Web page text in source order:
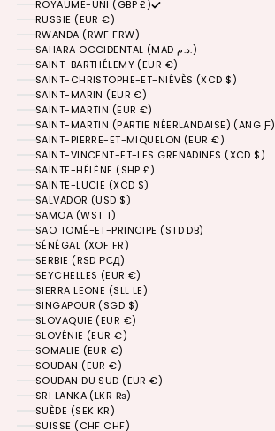
ROYAUME-UNI (GBP £)
RUSSIE (EUR €)
RWANDA (RWF FRW)
SAHARA OCCIDENTAL (MAD د.م.)
SAINT-BARTHÉLEMY (EUR €)
SAINT-CHRISTOPHE-ET-NIÉVÈS (XCD $)
SAINT-MARIN (EUR €)
SAINT-MARTIN (EUR €)
SAINT-MARTIN (PARTIE NÉERLANDAISE) (ANG Ƒ)
SAINT-PIERRE-ET-MIQUELON (EUR €)
SAINT-VINCENT-ET-LES GRENADINES (XCD $)
SAINTE-HÉLÈNE (SHP £)
SAINTE-LUCIE (XCD $)
SALVADOR (USD $)
SAMOA (WST T)
SAO TOMÉ-ET-PRINCIPE (STD DB)
SÉNÉGAL (XOF FR)
SERBIE (RSD РСД)
SEYCHELLES (EUR €)
SIERRA LEONE (SLL LE)
SINGAPOUR (SGD $)
SLOVAQUIE (EUR €)
SLOVÉNIE (EUR €)
SOMALIE (EUR €)
SOUDAN (EUR €)
SOUDAN DU SUD (EUR €)
SRI LANKA (LKR ₨)
SUÈDE (SEK KR)
SUISSE (CHF CHF)